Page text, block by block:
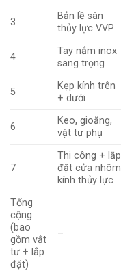
3
Bản lề sàn
thủy lực VVP
4
Tay nắm inox
sang trọng
5
Kẹp kính trên
+ dưới
6
Keo, gioăng,
vật tư phụ
7
Thi công + lắp
đặt cửa nhôm
kính thủy lực
Tổng
cộng
(bao
gồm vật
tư + lắp
đặt)
–